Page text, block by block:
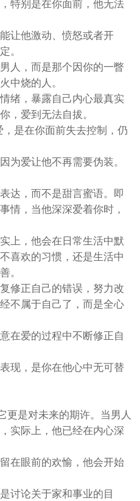
特别是在你面前，他无法
让他激动、愤怒或者开
。
人，而是那个因你的一瞥
中烧的人。
绪，暴露自己内心最真实
，爱到无法自拔。
，是在你面前失去控制，仍
为爱让他不再需要伪装。
达，而不是甜言蜜语。即
情，当他深深爱着你时，
上，他会在日常生活中默
喜欢的习惯，还是生活中
。
修正自己的错误，努力改
不属于自己了，而是全心
在爱的过程中不断修正自
现，是你在他心中无可替
更是对未来的期许。当男人
实际上，他已经在内心深
在眼前的欢愉，他会开始
讨论关于家和事业的目